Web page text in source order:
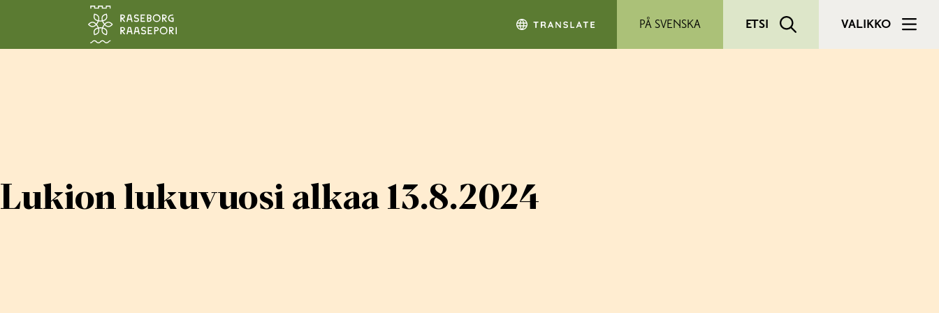
PÅ SVENSKA ETSI VALIKKO
Lukion lukuvuosi alkaa 13.8.2024